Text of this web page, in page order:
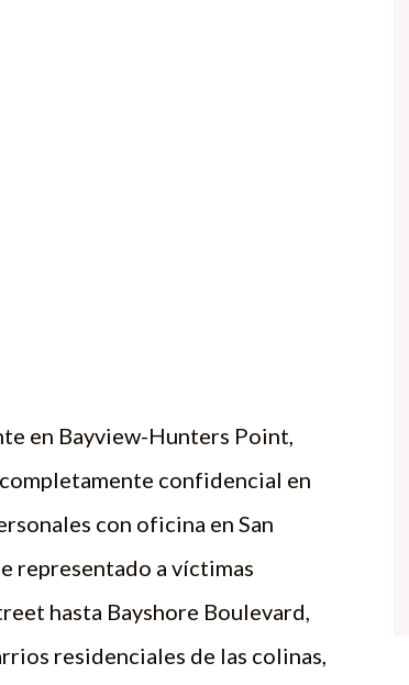
en Bayview-Hunters Point,
confidencial en
con oficina en San
representado a víctimas
hasta Bayshore Boulevard,
residenciales de las colinas,